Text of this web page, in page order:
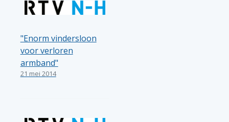
"Enorm vindersloon
voor verloren
armband"
21 mei 2014